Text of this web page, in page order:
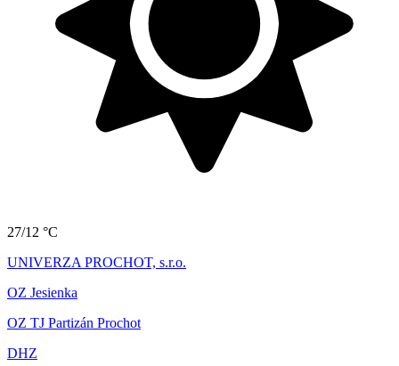
27/12 °C
UNIVERZA PROCHOT, s.r.o.
OZ Jesienka
OZ TJ Partizán Prochot
DHZ